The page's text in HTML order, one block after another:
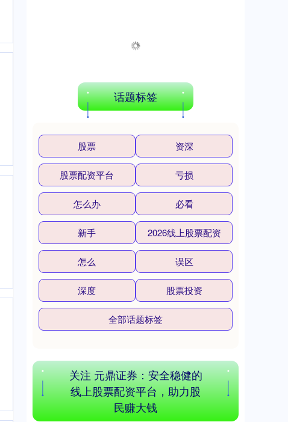
深证成指 14110.12 -34.08 -0.24%
沪深300 -6.85
北证50 1122.88
话题标签
股票 资深
股票配资平台 亏损
怎么办 必看
新手 2026线上股票配资
怎么 误区
深度 股票投资
全部话题标签
关注 元鼎证券：安全稳健的
线上股票配资平台，助力股
民赚大钱